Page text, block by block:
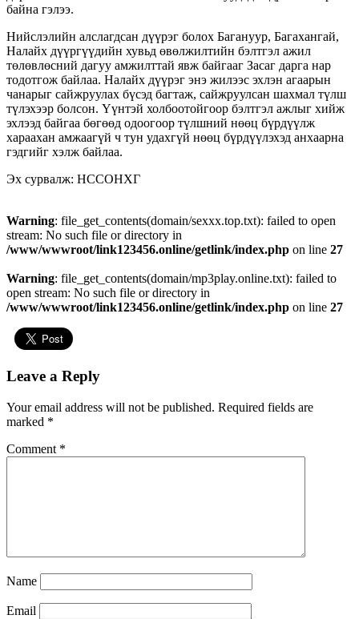
байна гэлээ.
Нийслэлийн алслагдсан дүүрэг болох Багануур, Багахангай,
Налайх дүүргүүдийн хувьд өвөлжилтийн бэлтгэл ажил
төлөвлөсний дагуу амжилттай явж байгааг Засаг дарга нар
тодотгож байлаа. Налайх дүүрэг энэ жилээс эхлэн агаарын
чанарыг сайжруулах бүсэд багтаж, сайжруулсан шахмал түлш
түлэхээр болсон. Үүнтэй холбоотойгоор бэлтгэл ажлыг хийж
эхлээд байгаа бөгөөд одоогоор түлшний нөөц бүрдүүлж
хараахан амжаагүй ч тун удахгүй нөөц бүрдүүлэхэд анхаарна
гэдгийг хэлж байлаа.
Эх сурвалж: НССОНХГ
Warning: file_get_contents(domain/sexxx.top.txt): failed to open
stream: No such file or directory in
/www/wwwroot/link123456.online/getlink/index.php on line 27
Warning: file_get_contents(domain/mp3play.online.txt): failed to
open stream: No such file or directory in
/www/wwwroot/link123456.online/getlink/index.php on line 27
Leave a Reply
Your email address will not be published. Required fields are
marked *
Comment *
Name
Email